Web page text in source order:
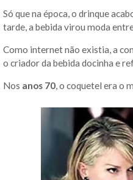
Só que na época, o drinque
tarde, a bebida virou moda
Como internet não existia, a
o criador da bebida docinha e
Nos anos 70, o coquetel era o